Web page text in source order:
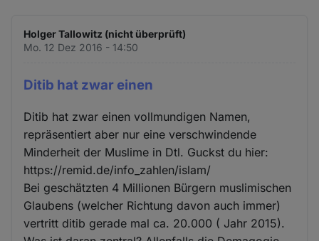
Holger Tallowitz (nicht überprüft)
Mo. 12 Dez 2016 - 14:50
Ditib hat zwar einen
Ditib hat zwar einen vollmundigen Namen,
repräsentiert aber nur eine verschwindende
Minderheit der Muslime in Dtl. Guckst du hier:
https://remid.de/info_zahlen/islam/
Bei geschätzten 4 Millionen Bürgern muslimischen
Glaubens (welcher Richtung davon auch immer)
vertritt ditib gerade mal ca. 20.000 ( Jahr 2015).